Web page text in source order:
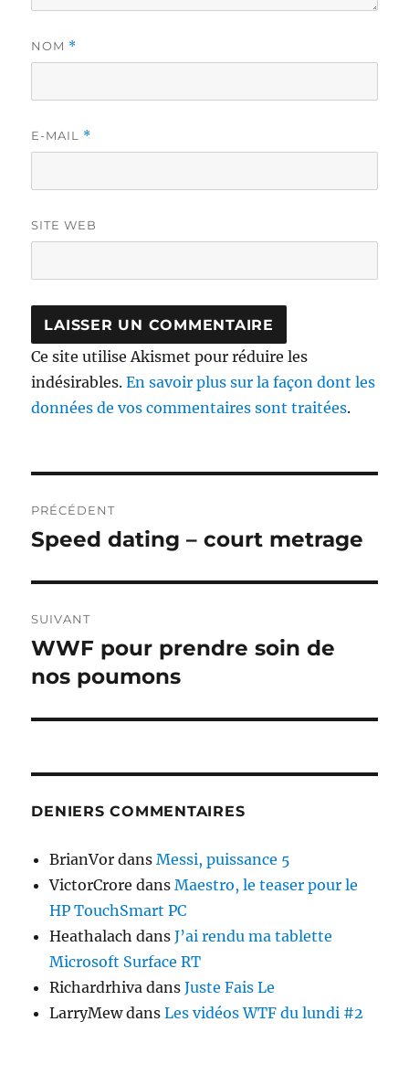
NOM *
E-MAIL *
SITE WEB
Ce site utilise Akismet pour réduire les
indésirables.En savoir plus sur la façon dont les
données de vos commentaires sont traitées.
de
PRÉCÉDENT
Publication
Speed dating – court metrage
SUIVANT
Publication
suivante :
WWF pour prendre soin de
nos poumons
DENIERS COMMENTAIRES
BrianVor dansMessi, puissance 5
VictorCrore dansMaestro, le teaser pour le
HP TouchSmart PC
Heathalach dansJ’ai rendu ma tablette
Microsoft Surface RT
Richardrhiva dansJuste Fais Le
LarryMewdansLes vidéos WTF du lundi #2